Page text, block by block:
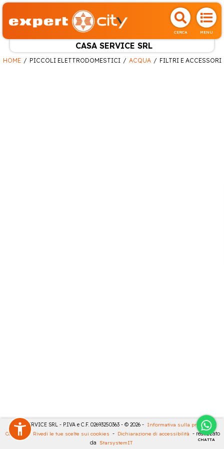
CERCA MENU
CASA SERVICE SRL
CHATTA
HOME PICCOLI ELETTRODOMESTICI ACQUA FILTRI E ACCESSORI
CASA SERVICE SRL - P.IVA e C.F. 02693250363 - © 2026 - Informativa sulla privacy -
Cookies
- Rivedi le tue scelte sui cookies - Dichiarazione di accessibilità - realizzato
da StarsystemIT